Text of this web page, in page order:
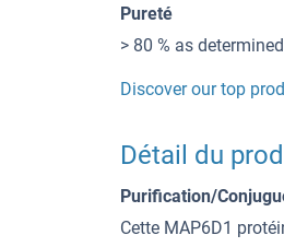
Pureté
> 80 % as
Discover our top
Détail du
Purification/
Cette MAP6D1